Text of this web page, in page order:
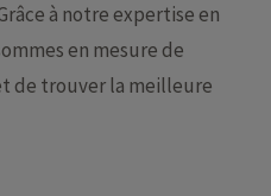
à notre expertise en
en mesure de
de trouver la meilleure